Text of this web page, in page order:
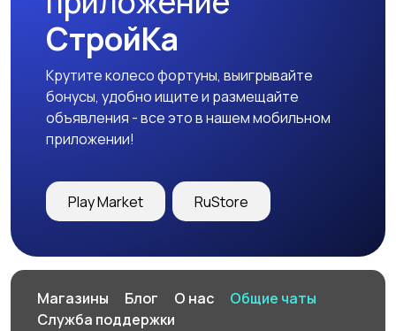
СтройКа
Крутите колесо фортуны, выигрывайте
бонусы, удобно ищите и размещайте
объявления - все это в нашем мобильном
приложении!
Play Market RuStore
Магазины Блог О нас
Общие чаты
Служба поддержки